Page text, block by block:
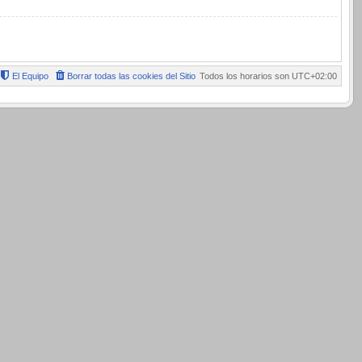
Todos los horarios son UTC+02:00
Borrar todas las cookies del Sitio
El Equipo